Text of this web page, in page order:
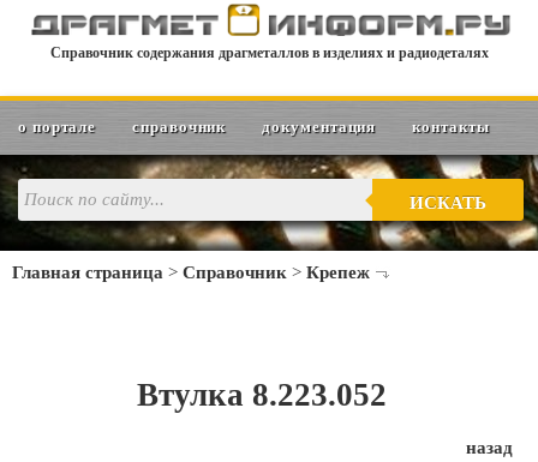
Справочник содержания драгметаллов в изделиях и радиодеталях
о портале справочник документация контакты
ИСКАТЬ
Главная страница > Справочник > Крепеж
Втулка 8.223.052
назад